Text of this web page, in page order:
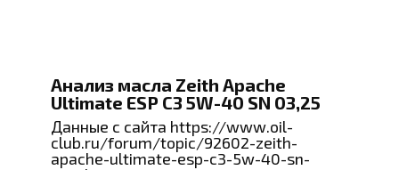
Анализ масла Zeith Apache
Ultimate ESP C3 5W-40 SN 03,25
Данные с сайта https://www.oil-
club.ru/forum/topic/92602-zeith-
apache-ultimate-esp-c3-5w-40-sn-